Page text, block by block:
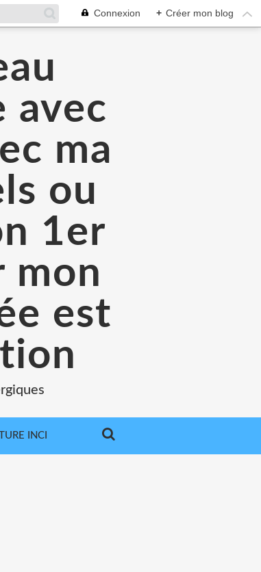
Connexion + Créer mon blog
avec
ma
ou
1er
mon
est
INCI